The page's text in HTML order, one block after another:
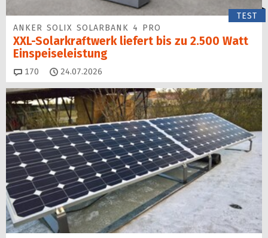
TEST
ANKER SOLIX SOLARBANK 4 PRO
XXL-Solarkraftwerk liefert bis zu 2.500 Watt
Einspeise­leistung
170 Kommentare
24.07.2026